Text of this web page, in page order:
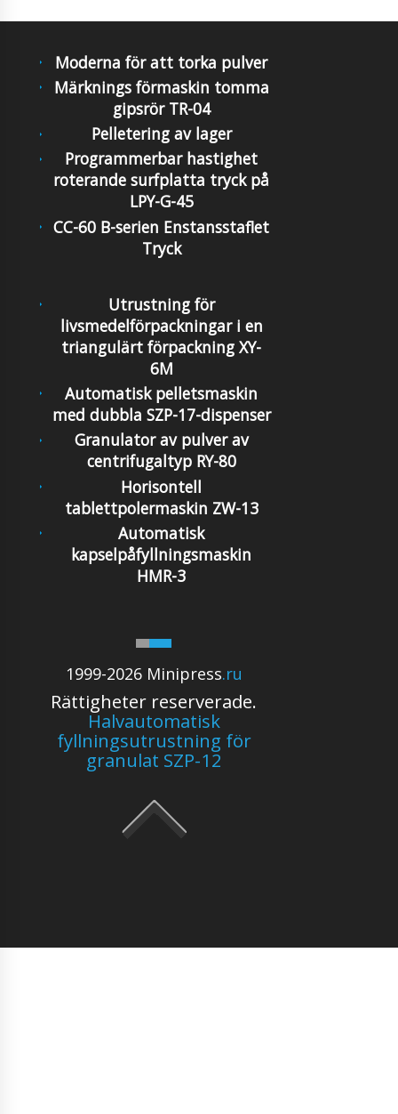
Moderna för att torka pulver
Märknings förmaskin tomma
gipsrör TR-04
Pelletering av lager
Programmerbar hastighet
roterande surfplatta tryck på
LPY-G-45
CC-60 B-serien Enstansstaflet
Tryck
1999-2026 Minipress.ru
Rättigheter reserverade.
Halvautomatisk
fyllningsutrustning för
granulat SZP-12
Utrustning för
livsmedelförpackningar i en
triangulärt förpackning XY-
6M
Automatisk pelletsmaskin
med dubbla SZP-17-dispenser
Granulator av pulver av
centrifugaltyp RY-80
Horisontell
tablettpolermaskin ZW-13
Automatisk
kapselpåfyllningsmaskin
HMR-3